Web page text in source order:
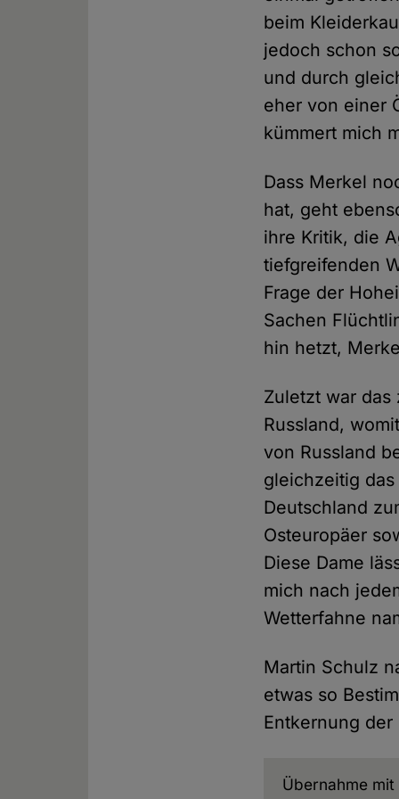
beim
jedoch schon
und durch
eher von einer
kümmert mich
Dass Merkel
hat, geht
ihre Kritik, die
tiefgreifenden
Frage der
Sachen
hin hetzt,
Zuletzt war
Russland,
von Russland
gleichzeitig
Deutschland
Osteuropäer
Diese Dame
mich nach
Wetterfahne
Martin Schulz
etwas so
Entkernung
Übernahme